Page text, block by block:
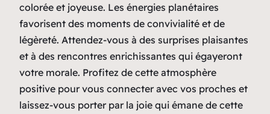
colorée et joyeuse. Les énergies planétaires
favorisent des moments de convivialité et de
légèreté. Attendez-vous à des surprises plaisantes
et à des rencontres enrichissantes qui égayeront
votre morale. Profitez de cette atmosphère
positive pour vous connecter avec vos proches et
laissez-vous porter par la joie qui émane de cette